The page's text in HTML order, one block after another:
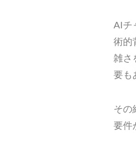
AIチ
術的
雑さ
要も
その
要件